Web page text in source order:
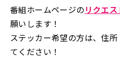
番組ホームページの リクエ
願いします！
ステッカー希望の方は、住
てください！